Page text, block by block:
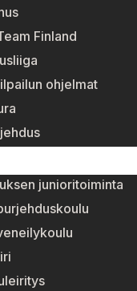
Finland
ohjelmat
junioritoiminta